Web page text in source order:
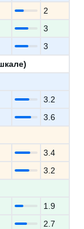
2
3
3
3.2
3.6
3.4
3.2
1.9
2.7